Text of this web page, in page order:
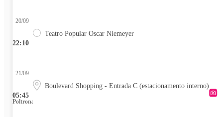
22:10
20/09
Teatro Popular Oscar Niemeyer
05:45
21/09
Boulevard Shopping - Entrada C (estacionamento interno)
Poltrona